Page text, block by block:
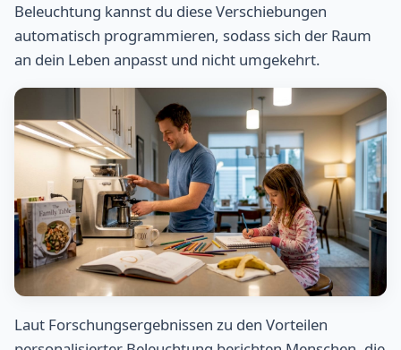
Beleuchtung kannst du diese Verschiebungen
automatisch programmieren, sodass sich der Raum
an dein Leben anpasst und nicht umgekehrt.
Laut Forschungsergebnissen zu den Vorteilen